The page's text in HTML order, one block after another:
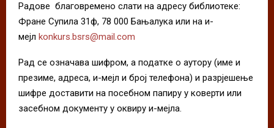
Радове благовремено слати на адресу библиотеке:
Фране Супила 31ф, 78 000 Бањалука или на и-
мејл konkurs.bsrs@mail.com
Рад се означава шифром, а податке о аутору (име и
презиме, адреса, и-мејл и број телефона) и разрјешење
шифре доставити на посебном папиру у коверти или
засебном документу у оквиру и-мејла.